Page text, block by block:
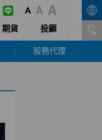
期貨 投顧
股務代理